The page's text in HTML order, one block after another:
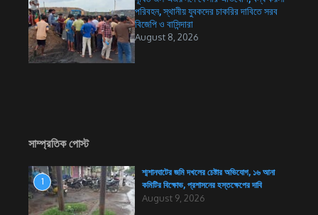
পরিবহন, স্থানীয় যুবকদের চাকরির দাবিতে সরব
বিজেপি ও বাসিন্দারা
August 8, 2026
সাম্প্রতিক পোস্ট
1
শ্মশানঘাটের জমি দখলের চেষ্টার অভিযোগ, ১৬ আনা
কমিটির বিক্ষোভ, প্রশাসনের হস্তক্ষেপের দাবি
August 9, 2026